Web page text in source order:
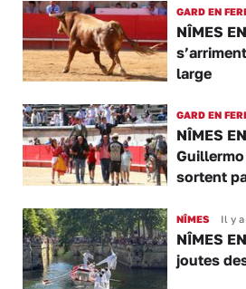
GARD EN
NÎMES
large
GARD EN
NÎMES
sortent
NÎMES Il y
NÎMES
joutes